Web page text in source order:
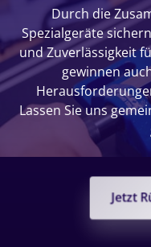
Durch die
Spezialgeräte sichern
und Zuverlässigkeit
gewinnen
Lassen Sie uns
Jetzt